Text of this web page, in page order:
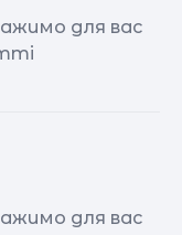
для вас
для вас